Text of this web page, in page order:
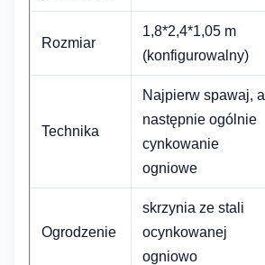
Rozmiar
1,8*2,4*1,05 m
(konfigurowalny)
Technika
Najpierw spawaj, a
następnie ogólnie
cynkowanie
ogniowe
Ogrodzenie
skrzynia ze stali
ocynkowanej
ogniowo